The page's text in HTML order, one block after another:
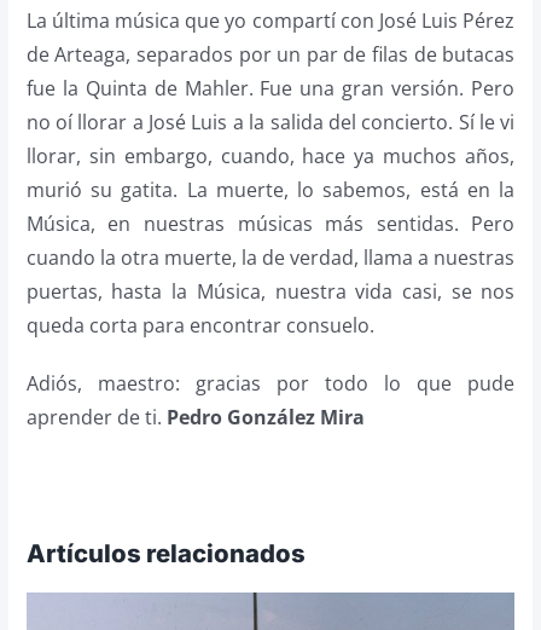
La última música que yo compartí con José Luis Pérez
de Arteaga, separados por un par de filas de butacas
fue la Quinta de Mahler. Fue una gran versión. Pero
no oí llorar a José Luis a la salida del concierto. Sí le vi
llorar, sin embargo, cuando, hace ya muchos años,
murió su gatita. La muerte, lo sabemos, está en la
Música, en nuestras músicas más sentidas. Pero
cuando la otra muerte, la de verdad, llama a nuestras
puertas, hasta la Música, nuestra vida casi, se nos
queda corta para encontrar consuelo.
Adiós, maestro: gracias por todo lo que pude
aprender de ti. Pedro González Mira
Artículos relacionados